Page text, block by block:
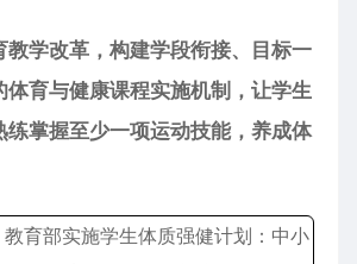
教学改革，构建学段衔接、目标一
体育与健康课程实施机制，让学生
练掌握至少一项运动技能，养成体